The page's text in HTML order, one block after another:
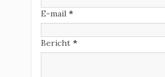
E-mail *
Bericht *